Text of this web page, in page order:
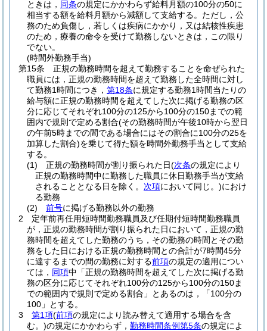
ときは， 同条の規定にかかわらず給料月額の100分の50に
相当する額を給料月額から減額して支給する。 ただし，公
務のため負傷し，若しくは疾病にかかり，又は結核性疾患
のため，療養の命令を受けて勤務しないときは，この限り
でない。
(時間外勤務手当)
第15条
正規の勤務時間を超えて勤務することを命ぜられた
職員には，正規の勤務時間を超えて勤務した全時間に対し
て勤務1時間につき， 第18条に規定する勤務1時間当たりの
給与額に正規の勤務時間を超えてした次に掲げる勤務の区
分に応じてそれぞれ100分の125から100分の150までの範
囲内で規則で定める割合(その勤務時間が午後10時から翌日
の午前5時までの間である場合にはその割合に100分の25を
加算した割合)を乗じて得た額を時間外勤務手当として支給
する。
(1)
正規の勤務時間が割り振られた日(次条の規定により
正規の勤務時間中に勤務した職員に休日勤務手当が支給
されることとなる日を除く。 次項において同じ。)におけ
る勤務
(2)
前号に掲げる勤務以外の勤務
2
定年前再任用短時間勤務職員及び任期付短時間勤務職員
が，正規の勤務時間が割り振られた日において，正規の勤
務時間を超えてした勤務のうち，その勤務の時間とその勤
務をした日における正規の勤務時間との合計が7時間45分
に達するまでの間の勤務に対する前項の規定の適用につい
ては， 同項中「正規の勤務時間を超えてした次に掲げる勤
務の区分に応じてそれぞれ100分の125から100分の150ま
での範囲内で規則で定める割合」とあるのは，「100分の
100」とする。
3
第1項(前項の規定により読み替えて適用する場合を含
む。)の規定にかかわらず， 勤務時間条例第5条の規定によ